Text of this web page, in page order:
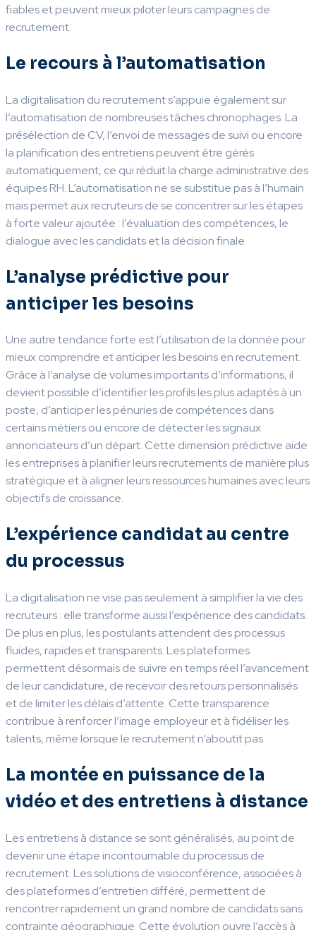
fiables et peuvent mieux piloter leurs campagnes de
recrutement.
Le recours à l’automatisation
La digitalisation du recrutement s’appuie également sur
l’automatisation de nombreuses tâches chronophages. La
présélection de CV, l’envoi de messages de suivi ou encore
la planification des entretiens peuvent être gérés
automatiquement, ce qui réduit la charge administrative des
équipes RH. L’automatisation ne se substitue pas à l’humain
mais permet aux recruteurs de se concentrer sur les étapes
à forte valeur ajoutée : l’évaluation des compétences, le
dialogue avec les candidats et la décision finale.
L’analyse prédictive pour
anticiper les besoins
Une autre tendance forte est l’utilisation de la donnée pour
mieux comprendre et anticiper les besoins en recrutement.
Grâce à l’analyse de volumes importants d’informations, il
devient possible d’identifier les profils les plus adaptés à un
poste, d’anticiper les pénuries de compétences dans
certains métiers ou encore de détecter les signaux
annonciateurs d’un départ. Cette dimension prédictive aide
les entreprises à planifier leurs recrutements de manière plus
stratégique et à aligner leurs ressources humaines avec leurs
objectifs de croissance.
L’expérience candidat au centre
du processus
La digitalisation ne vise pas seulement à simplifier la vie des
recruteurs : elle transforme aussi l’expérience des candidats.
De plus en plus, les postulants attendent des processus
fluides, rapides et transparents. Les plateformes
permettent désormais de suivre en temps réel l’avancement
de leur candidature, de recevoir des retours personnalisés
et de limiter les délais d’attente. Cette transparence
contribue à renforcer l’image employeur et à fidéliser les
talents, même lorsque le recrutement n’aboutit pas.
La montée en puissance de la
vidéo et des entretiens à distance
Les entretiens à distance se sont généralisés, au point de
devenir une étape incontournable du processus de
recrutement. Les solutions de visioconférence, associées à
des plateformes d’entretien différé, permettent de
rencontrer rapidement un grand nombre de candidats sans
contrainte géographique. Cette évolution ouvre l’accès à